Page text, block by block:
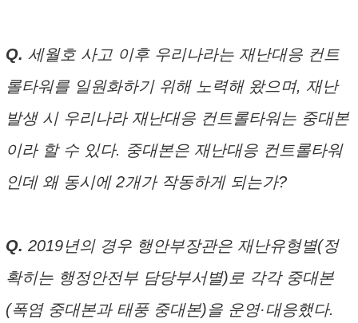
Q. 세월호 사고 이후 우리나라는 재난대응 컨트
롤타워를 일원화하기 위해 노력해 왔으며, 재난
발생 시 우리나라 재난대응 컨트롤타워는 중대본
이라 할 수 있다. 중대본은 재난대응 컨트롤타워
인데 왜 동시에 2개가 작동하게 되는가?
Q. 2019년의 경우 행안부장관은 재난유형별(정
확히는 행정안전부 담당부서별)로 각각 중대본
(폭염 중대본과 태풍 중대본)을 운영·대응했다.